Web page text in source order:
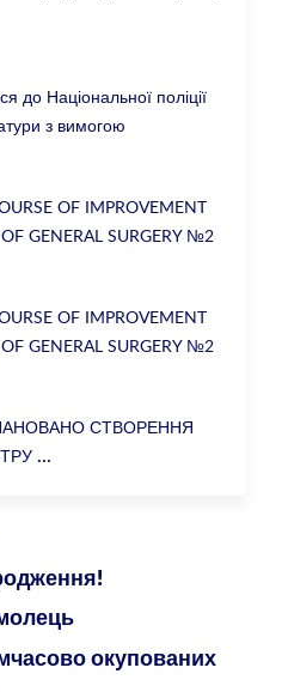
до Національної поліції
з вимогою
OF IMPROVEMENT
GENERAL SURGERY №2
OF IMPROVEMENT
GENERAL SURGERY №2
СТВОРЕННЯ
окупованих